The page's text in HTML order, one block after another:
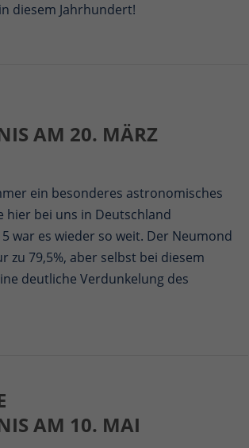
diesem Jahrhundert!
AM 20. MÄRZ
ein besonderes astronomisches
hier bei uns in Deutschland
war es wieder so weit. Der Neumond
zu 79,5%, aber selbst bei diesem
deutliche Verdunkelung des
AM 10. MAI